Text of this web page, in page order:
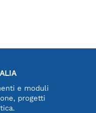
e moduli
progetti